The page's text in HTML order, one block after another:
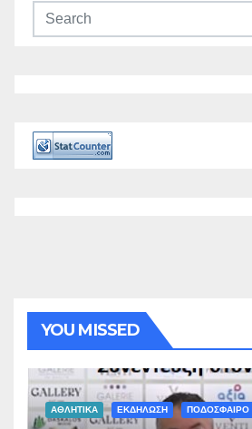
YOU MISSED
ΑΘΛΗΤΙΚΑ ΕΚΔΗΛΩΣΗ ΠΟΔΟΣΦΑΙΡΟ